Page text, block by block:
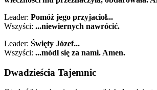
Leader: Pomóż jego przyjacioł...
Wszyści: ...niewiernych nawrócić.
Leader: Święty Józef...
Wszyści: ...módl się za nami. Amen.
Dwadzieścia Tajemnic